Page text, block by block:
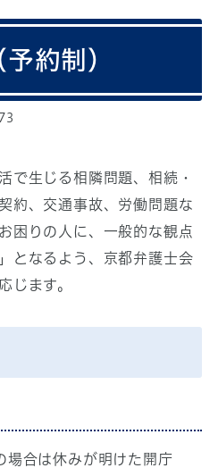
約制）
で生じる相隣問題、相続・
約、交通事故、労働問題な
困りの人に、一般的な観点
となるよう、京都弁護士会
じます。
場合は休みが明けた開庁